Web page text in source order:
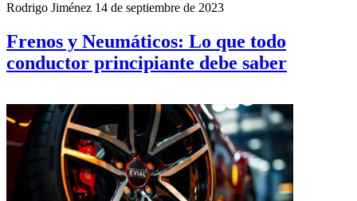
Rodrigo Jiménez 14 de septiembre de 2023
Frenos y Neumáticos: Lo que todo
conductor principiante debe saber